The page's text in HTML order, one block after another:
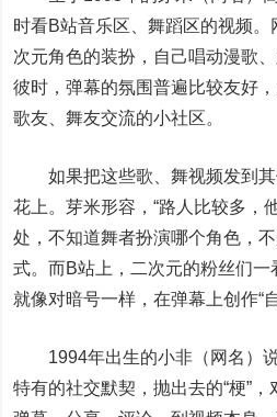
时看B站音乐区、舞蹈区的视频。
次元角色的装扮，自己唱动漫歌
彼时，弹幕的氛围普遍比较友好
歌友、舞友交流的小社区。
如果把这些歌、舞视频发到其
花上。芽米形容，“路人比较多，
处，不知道舞者扮演哪个角色，
式。而B站上，二次元的粉丝们一
就像对暗号一样，在弹幕上创作“
1994年出生的小非（网名）说
特有的社交默契，抛出去的“梗”